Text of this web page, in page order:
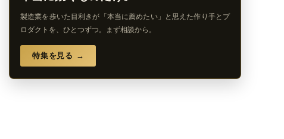
製造業を歩いた目利きが「本当に薦めたい」と思えた作り手とプ
ロダクトを、ひとつずつ。まず相談から。
特集を見る →